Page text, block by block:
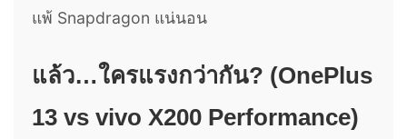
แพ้ Snapdragon แน่นอน
แล้ว…ใครแรงกว่ากัน? (OnePlus
13 vs vivo X200 Performance)